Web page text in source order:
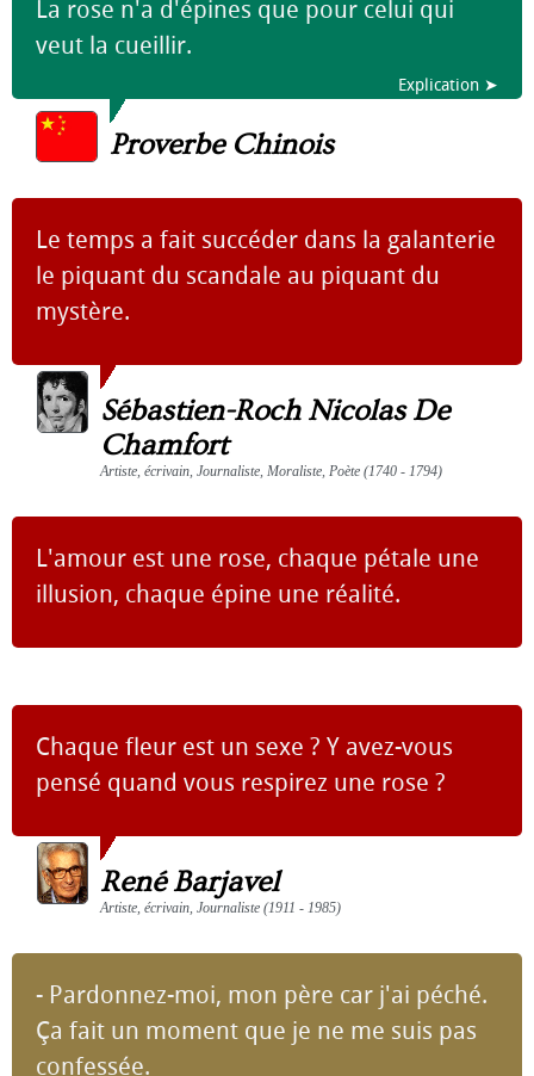
La rose n'a d'épines que pour celui qui
veut la cueillir.
Explication ➤
Proverbe Chinois
Le temps a fait succéder dans la galanterie
le piquant du scandale au piquant du
mystère.
Sébastien-Roch Nicolas De
Chamfort
Artiste, écrivain, Journaliste, Moraliste, Poète (1740 - 1794)
L'amour est une rose, chaque pétale une
illusion, chaque épine une réalité.
Chaque fleur est un sexe ? Y avez-vous
pensé quand vous respirez une rose ?
René Barjavel
Artiste, écrivain, Journaliste (1911 - 1985)
- Pardonnez-moi, mon père car j'ai péché.
Ça fait un moment que je ne me suis pas
confessée.